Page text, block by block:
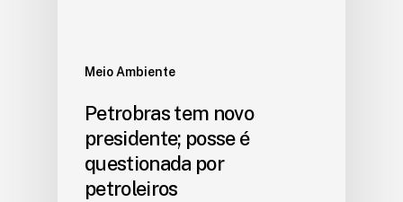
Meio Ambiente
Petrobras tem novo
presidente; posse é
questionada por
petroleiros